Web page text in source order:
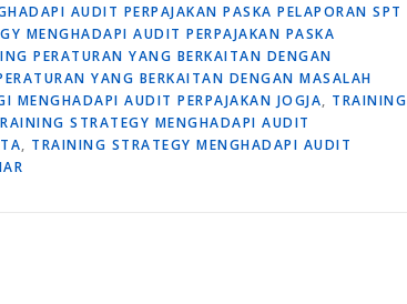
AUDIT PERPAJAKAN PASKA PELAPORAN SPT
MENGHADAPI AUDIT PERPAJAKAN PASKA
PERATURAN YANG BERKAITAN DENGAN
YANG BERKAITAN DENGAN MASALAH
MENGHADAPI AUDIT PERPAJAKAN JOGJA, TRAINING
STRATEGY MENGHADAPI AUDIT
, TRAINING STRATEGY MENGHADAPI AUDIT